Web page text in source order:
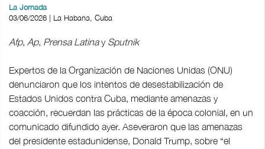
La Jornada
03/06/2026 | La Habana, Cuba
Afp, Ap, Prensa Latinay Sputnik
Expertos de la Organización de Naciones Unidas (ONU)
denunciaron que los intentos de desestabilización de
Estados Unidos contra Cuba, mediante amenazas y
coacción, recuerdan las prácticas de la época colonial, en un
comunicado difundido ayer. Aseveraron que las amenazas
del presidente estadunidense, Donald Trump, sobre “el